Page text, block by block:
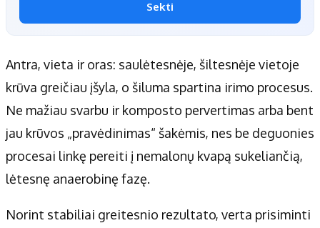
Sekti
Antra, vieta ir oras: saulėtesnėje, šiltesnėje vietoje
krūva greičiau įšyla, o šiluma spartina irimo procesus.
Ne mažiau svarbu ir komposto pervertimas arba bent
jau krūvos „pravėdinimas“ šakėmis, nes be deguonies
procesai linkę pereiti į nemalonų kvapą sukeliančią,
lėtesnę anaerobinę fazę.
Norint stabiliai greitesnio rezultato, verta prisiminti